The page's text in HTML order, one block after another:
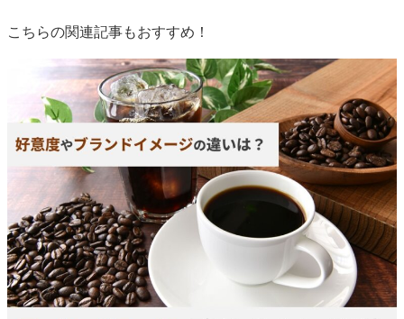
こちらの関連記事もおすすめ！